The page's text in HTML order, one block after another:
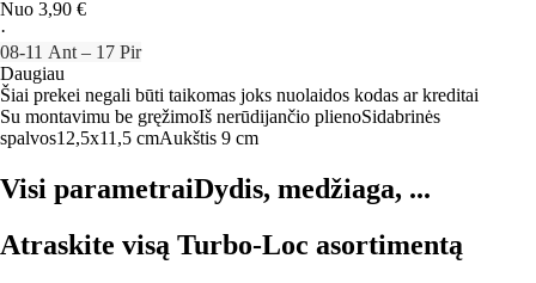
Nuo 3,90 €
·
08‑11 Ant – 17 Pir
Daugiau
Šiai prekei negali būti taikomas joks nuolaidos kodas ar kreditai
Su montavimu be gręžimoIš nerūdijančio plienoSidabrinės
spalvos12,5x11,5 cmAukštis 9 cm
Visi parametraiDydis, medžiaga, ...
Atraskite visą Turbo-Loc asortimentą